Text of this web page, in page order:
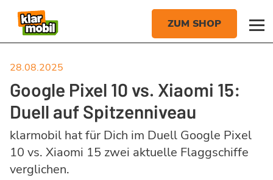
28.08.2025
Google Pixel 10 vs. Xiaomi 15:
Duell auf Spitzenniveau
klarmobil hat für Dich im Duell Google Pixel
10 vs. Xiaomi 15 zwei aktuelle Flaggschiffe
verglichen.